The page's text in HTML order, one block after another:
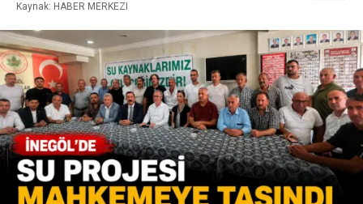
Kaynak: HABER MERKEZI